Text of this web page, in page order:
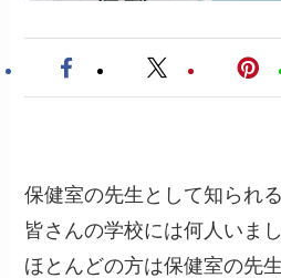
保健室の先生として知られ
皆さんの学校には何人いま
ほとんどの方は保健室の先